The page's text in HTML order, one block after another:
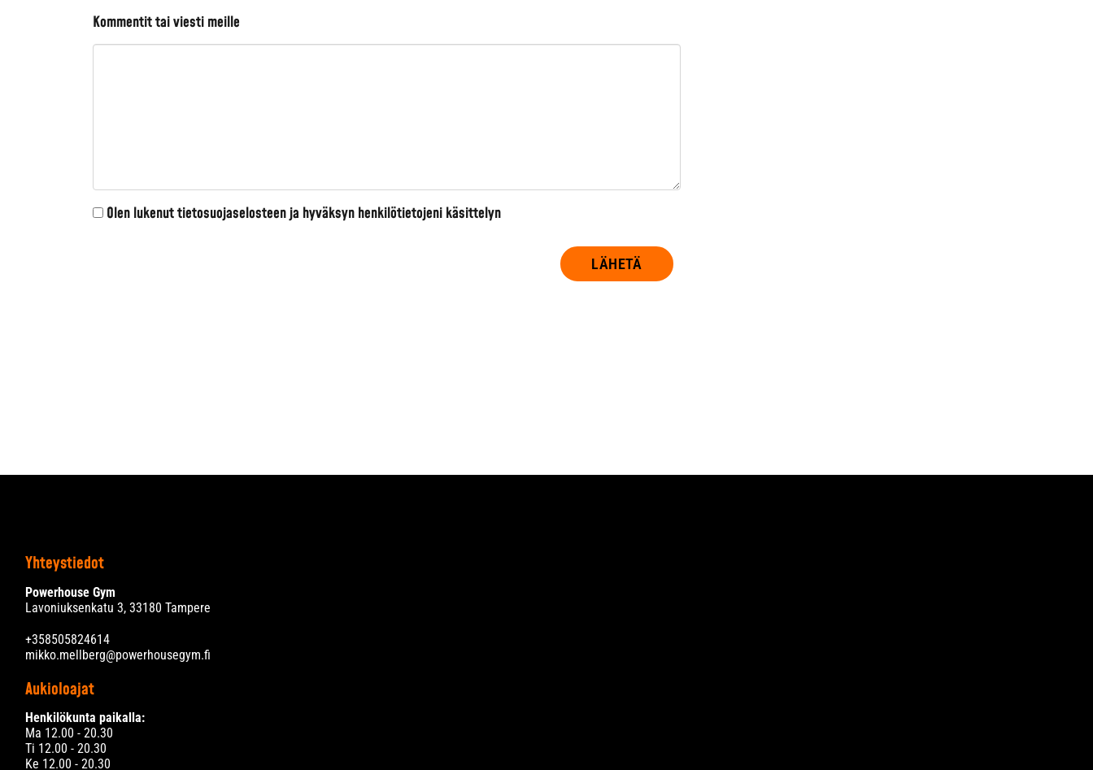
Kommentit tai viesti meille
Olen lukenuttietosuojaselosteenja hyväksyn henkilötietojeni käsittelyn
LÄHETÄ
Yhteystiedot
Powerhouse Gym
Lavoniuksenkatu 3, 33180 Tampere
+358505824614
mikko.mellberg@powerhousegym.fi
Aukioloajat
Henkilökunta paikalla:
Ma 12.00 - 20.30
Ti 12.00 - 20.30
Ke 12.00 - 20.30